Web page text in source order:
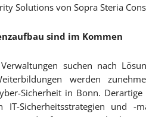
Solutions von Sopra Steria
sind im Kommen
suchen nach
werden
Sicherheit in Bonn.
Sicherheitsstrategien und -